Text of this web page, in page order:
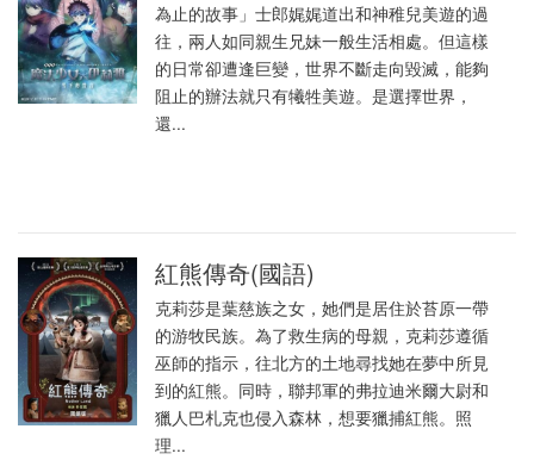
為止的故事」士郎娓娓道出和神稚兒美遊的過
往，兩人如同親生兄妹一般生活相處。但這樣
的日常卻遭逢巨變，世界不斷走向毀滅，能夠
阻止的辦法就只有犧牲美遊。是選擇世界，
還...
紅熊傳奇(國語)
克莉莎是葉慈族之女，她們是居住於苔原一帶
的游牧民族。為了救生病的母親，克莉莎遵循
巫師的指示，往北方的土地尋找她在夢中所見
到的紅熊。同時，聯邦軍的弗拉迪米爾大尉和
獵人巴札克也侵入森林，想要獵捕紅熊。照
理...